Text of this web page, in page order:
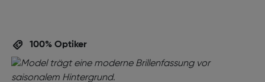
100% Optiker